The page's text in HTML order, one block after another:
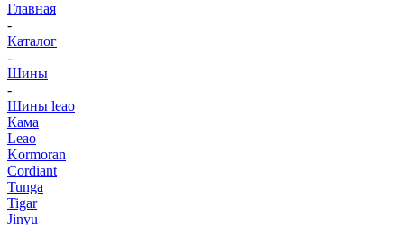
Главная
-
Каталог
-
Шины
-
Шины leao
Кама
Leao
Kormoran
Cordiant
Tunga
Tigar
Jinyu